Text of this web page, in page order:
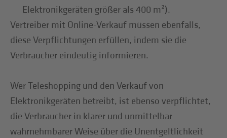
Elektronikgeräten größer als 400 m²).
Vertreiber mit Online-Verkauf müssen ebenfalls,
diese Verpflichtungen erfüllen, indem sie die
Verbraucher eindeutig informieren.
Wer Teleshopping und den Verkauf von
Elektronikgeräten betreibt, ist ebenso verpflichtet,
die Verbraucher in klarer und unmittelbar
wahrnehmbarer Weise über die Unentgeltlichkeit